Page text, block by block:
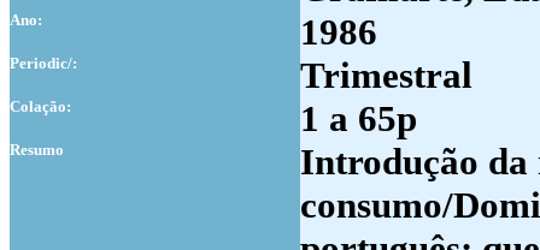
Ano: 1986
Periodic/: Trimestral
Colação: 1 a 65p
Resumo
Introdução
consumo/